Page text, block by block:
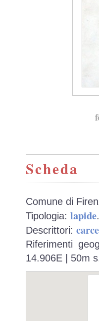
Scheda
Comune di
Tipologia: lapide.
Descrittori:
Riferimenti
14.906E | 50m